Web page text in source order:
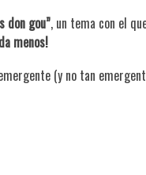
don gou”, un tema con el
menos!
(y no tan